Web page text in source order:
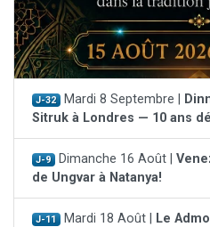
J-32 Mardi 8 Septembre |
Sitruk à Londres — 10 ans
J-9 Dimanche 16 Août |
de Ungvar à Natanya!
J-11 Mardi 18 Août |
Le